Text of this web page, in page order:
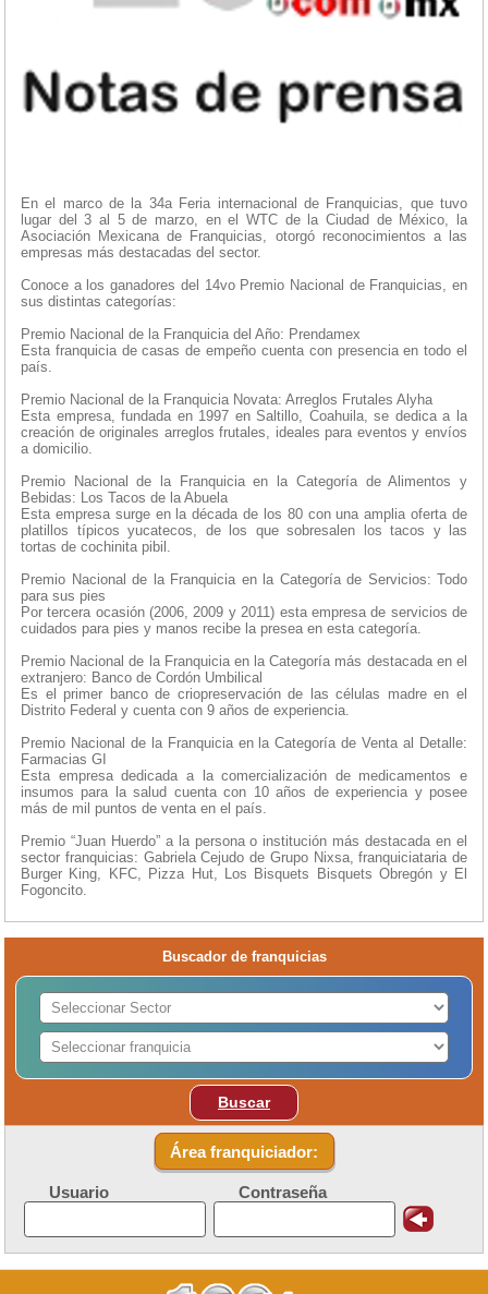
En el marco de la 34a Feria internacional de Franquicias, que tuvo
lugar del 3 al 5 de marzo, en el WTC de la Ciudad de México, la
Asociación Mexicana de Franquicias, otorgó reconocimientos a las
empresas más destacadas del sector.
Conoce a los ganadores del 14vo Premio Nacional de Franquicias, en
sus distintas categorías:
Premio Nacional de la Franquicia del Año: Prendamex
Esta franquicia de casas de empeño cuenta con presencia en todo el
país.
Premio Nacional de la Franquicia Novata: Arreglos Frutales Alyha
Esta empresa, fundada en 1997 en Saltillo, Coahuila, se dedica a la
creación de originales arreglos frutales, ideales para eventos y envíos
a domicilio.
Premio Nacional de la Franquicia en la Categoría de Alimentos y
Bebidas: Los Tacos de la Abuela
Esta empresa surge en la década de los 80 con una amplia oferta de
platillos típicos yucatecos, de los que sobresalen los tacos y las
tortas de cochinita pibil.
Premio Nacional de la Franquicia en la Categoría de Servicios: Todo
para sus pies
Por tercera ocasión (2006, 2009 y 2011) esta empresa de servicios de
cuidados para pies y manos recibe la presea en esta categoría.
Premio Nacional de la Franquicia en la Categoría más destacada en el
extranjero: Banco de Cordón Umbilical
Es el primer banco de criopreservación de las células madre en el
Distrito Federal y cuenta con 9 años de experiencia.
Premio Nacional de la Franquicia en la Categoría de Venta al Detalle:
Farmacias GI
Esta empresa dedicada a la comercialización de medicamentos e
insumos para la salud cuenta con 10 años de experiencia y posee
más de mil puntos de venta en el país.
Premio “Juan Huerdo” a la persona o institución más destacada en el
sector franquicias: Gabriela Cejudo de Grupo Nixsa, franquiciataria de
Burger King, KFC, Pizza Hut, Los Bisquets Bisquets Obregón y El
Fogoncito.
Buscador de franquicias
Buscar
Área franquiciador:
Usuario Contraseña